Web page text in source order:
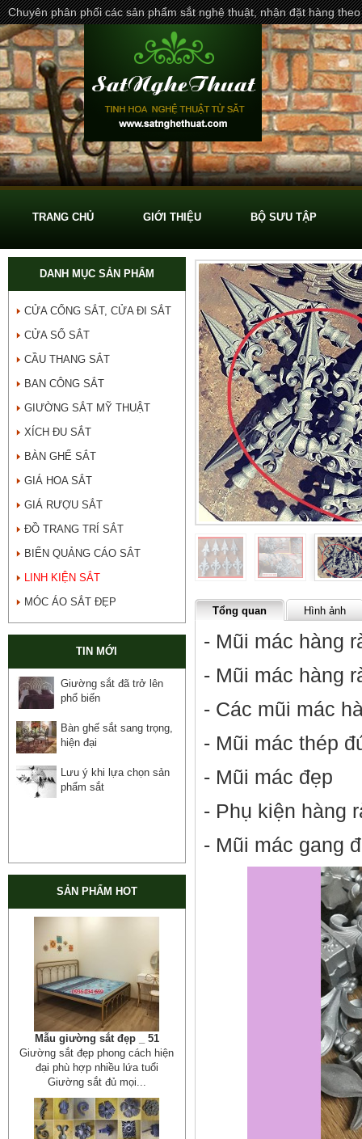
Chuyên phân phối các sản phẩm sắt nghệ thuật, nhận đặt hàng
TRANG CHỦ GIỚI THIỆU BỘ SƯU TẬP
DANH MỤC SẢN PHẨM
CỬA CỔNG SẮT, CỬA ĐI SẮT
CỬA SỔ SẮT
CẦU THANG SẮT
BAN CÔNG SẮT
GIƯỜNG SẮT MỸ THUẬT
XÍCH ĐU SẮT
BÀN GHẾ SẮT
GIÁ HOA SẮT
GIÁ RƯỢU SẮT
ĐỒ TRANG TRÍ SẮT
BIỂN QUẢNG CÁO SẮT
LINH KIỆN SẮT
MÓC ÁO SẮT ĐẸP
TIN MỚI
Giường sắt đã trở lên
phổ biến
Bàn ghế sắt sang trọng,
hiện đại
Lưu ý khi lựa chọn sản
phẩm sắt
SẢN PHẨM HOT
Cửa cổng sắt mỹ thuật 19
Cửa cống sắt đẹp cho mọi không
gian nhà riêng, biệt thự, nhà sân...
Tổng quan Hình ảnh
- Mũi mác hàng
- Mũi mác hàng
- Các mũi mác
- Mũi mác thép
- Mũi mác đẹp
- Phụ kiện hàng
- Mũi mác gang